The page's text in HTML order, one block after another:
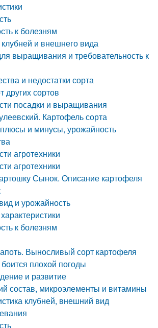
к болезням
и внешнего вида
выращивания и требовательность к
и недостатки сорта
других сортов
посадки и выращивания
Картофель сорта
и минусы, урожайность
агротехники
агротехники
Сынок. Описание картофеля
и урожайность
к болезням
Выносливый сорт картофеля
плохой погоды
и развитие
состав, микроэлементы и витамины
клубней, внешний вид